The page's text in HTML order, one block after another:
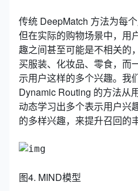
传统 DeepMatch 方法为每
但在实际的购物场景中，用
趣之间甚至可能是不相关的
买服装、化妆品、零食，而
示用户这样的多个兴趣。我
Dynamic Routing 的方法从
动态学习出多个表示用户兴
的多样兴趣，来提升召回的
图4. MIND模型